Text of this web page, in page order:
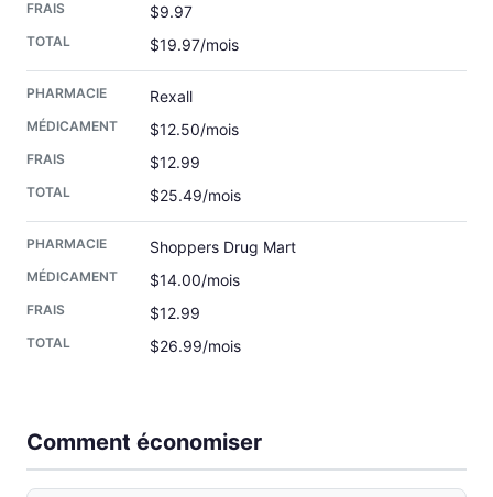
$9.97
$19.97/mois
Rexall
$12.50/mois
$12.99
$25.49/mois
Shoppers Drug Mart
$14.00/mois
$12.99
$26.99/mois
Comment économiser